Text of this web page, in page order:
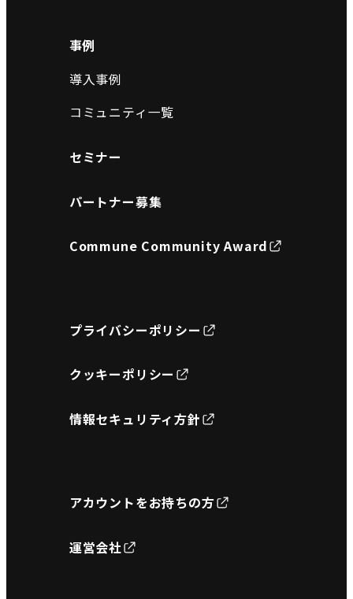
事例
導入事例
コミュニティ一覧
セミナー
パートナー募集
Commune Community Award
プライバシーポリシー
クッキーポリシー
情報セキュリティ方針
アカウントをお持ちの方
運営会社